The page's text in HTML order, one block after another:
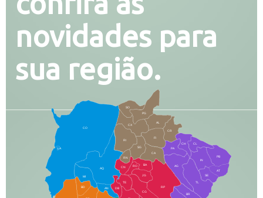
novidades para
sua região.
CO
AQ
MI
AN
CX
RI
AL
CR
FI
SG
BA
CA
PA
CH CL
PB
SE
TL
AG
BR
RP
RO
JG
CG
BD DB
TE
IN
RN
CN
AT
PG
SO
LA